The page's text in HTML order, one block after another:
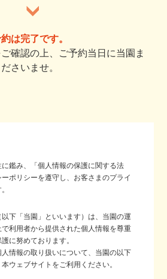
は完了です。
確認の上、ご予約当日に当園ま
さいませ。
鑑み、「個人情報の保護に関する法
ポリシーを遵守し、お客さまのプライ
下「当園」といいます）は、当園の運
利用者から提供された個人情報を尊重
に努めております。
情報の取り扱いについて、当園の以下
ウェブサイトをご利用ください。